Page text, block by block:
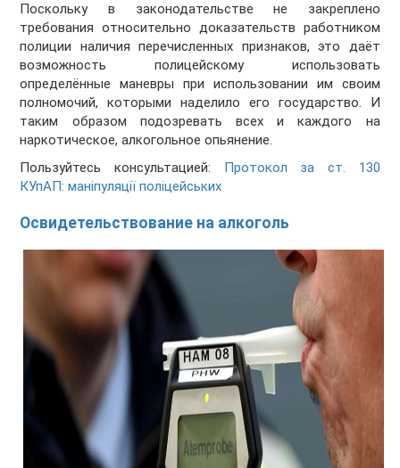
Поскольку в законодательстве не закреплено
требования относительно доказательств работником
полиции наличия перечисленных признаков, это даёт
возможность полицейскому использовать
определённые маневры при использовании им своим
полномочий, которыми наделило его государство. И
таким образом подозревать всех и каждого на
наркотическое, алкогольное опьянение.
Пользуйтесь консультацией:
Протокол за ст. 130
КУпАП: маніпуляції поліцейських
Освидетельствование на алкоголь